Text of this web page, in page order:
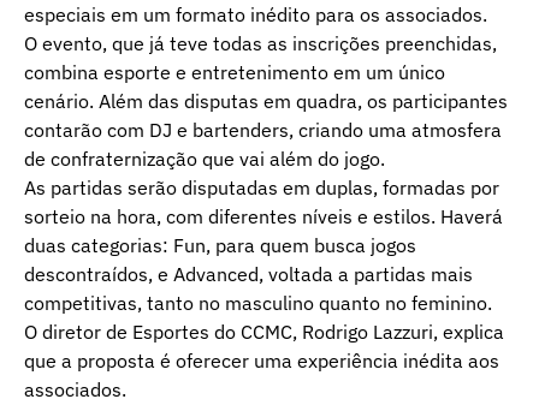
especiais em um formato inédito para os associados.
O evento, que já teve todas as inscrições preenchidas,
combina esporte e entretenimento em um único
cenário. Além das disputas em quadra, os participantes
contarão com DJ e bartenders, criando uma atmosfera
de confraternização que vai além do jogo.
As partidas serão disputadas em duplas, formadas por
sorteio na hora, com diferentes níveis e estilos. Haverá
duas categorias: Fun, para quem busca jogos
descontraídos, e Advanced, voltada a partidas mais
competitivas, tanto no masculino quanto no feminino.
O diretor de Esportes do CCMC, Rodrigo Lazzuri, explica
que a proposta é oferecer uma experiência inédita aos
associados.